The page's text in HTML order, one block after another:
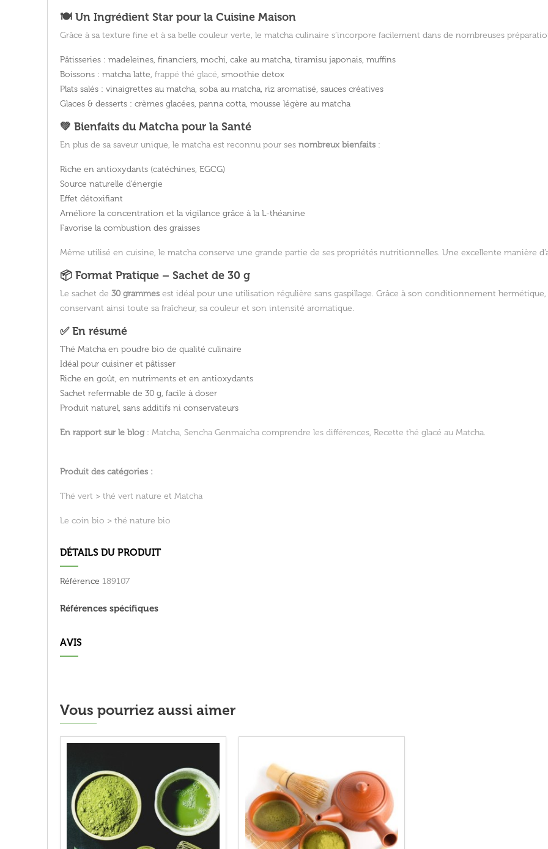
🍽️ Un Ingrédient Star pour la Cuisine Maison
Grâce à sa texture fine et à sa belle couleur verte, le matcha culinaire s’incorpore facilement dans de nombreuses
Pâtisseries : madeleines, financiers, mochi, cake au matcha, tiramisu japonais, muffins
Boissons : matcha latte, frappé thé glacé, smoothie detox
Plats salés : vinaigrettes au matcha, soba au matcha, riz aromatisé, sauces créatives
Glaces & desserts : crèmes glacées, panna cotta, mousse légère au matcha
💚 Bienfaits du Matcha pour la Santé
En plus de sa saveur unique, le matcha est reconnu pour ses nombreux bienfaits :
Riche en antioxydants (catéchines, EGCG)
Source naturelle d’énergie
Effet détoxifiant
Améliore la concentration et la vigilance grâce à la L-théanine
Favorise la combustion des graisses
Même utilisé en cuisine, le matcha conserve une grande partie de ses propriétés nutritionnelles. Une excellente manière
📦 Format Pratique – Sachet de 30 g
Le sachet de 30 grammes est idéal pour une utilisation régulière sans gaspillage. Grâce à son conditionnement hermétique,
conservant ainsi toute sa fraîcheur, sa couleur et son intensité aromatique.
✅ En résumé
Thé Matcha en poudre bio de qualité culinaire
Idéal pour cuisiner et pâtisser
Riche en goût, en nutriments et en antioxydants
Sachet refermable de 30 g, facile à doser
Produit naturel, sans additifs ni conservateurs
En rapport sur le blog: Matcha, Sencha Genmaicha comprendre les différences, Recette thé glacé au Matcha.
Produit des catégories :
Thé vert > thé vert nature et Matcha
Le coin bio > thé nature bio
DÉTAILS DU PRODUIT
Référence 189107
Références spécifiques
AVIS
Vous pourriez aussi aimer